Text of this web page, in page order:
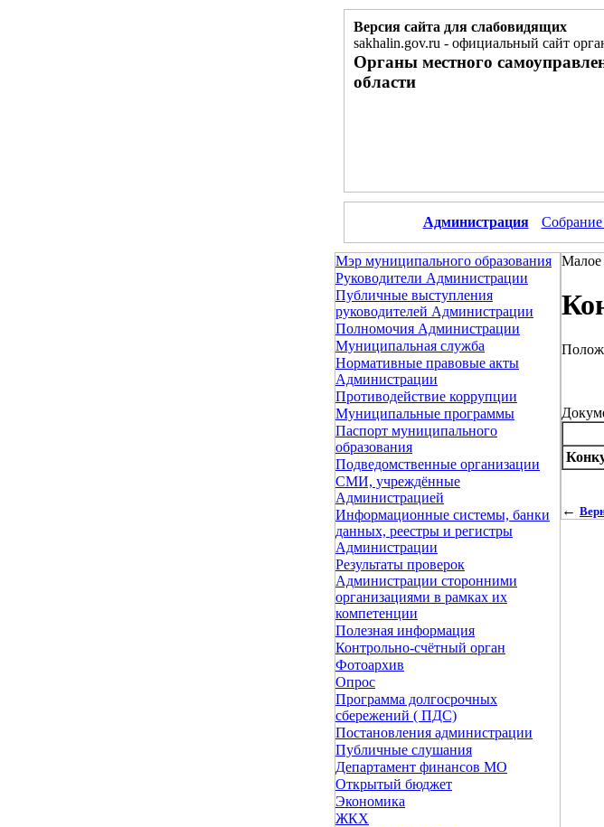
Версия сайта для слабовидящих
sakhalin.gov.ru - официальный сайт
Органы местного
области
Администрация Собрание
Мэр муниципального образования
Руководители Администрации
Публичные выступления
руководителей Администрации
Полномочия Администрации
Муниципальная служба
Нормативные правовые акты
Администрации
Противодействие коррупции
Муниципальные программы
Паспорт муниципального
образования
Подведомственные организации
СМИ, учреждённые
Администрацией
Информационные системы, банки
данных, реестры и регистры
Администрации
Результаты проверок
Администрации сторонними
организациями в рамках их
компетенции
Полезная информация
Контрольно-счётный орган
Фотоархив
Опрос
Программа долгосрочных
сбережений ( ПДС)
Постановления администрации
Публичные слушания
Департамент финансов МО
Открытый бюджет
Экономика
ЖКХ
Малое
←